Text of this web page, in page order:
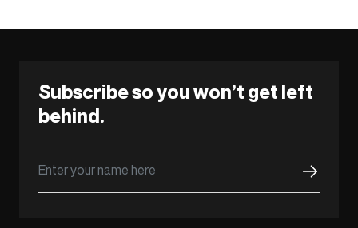
Subscribe so you won’t get left
behind.